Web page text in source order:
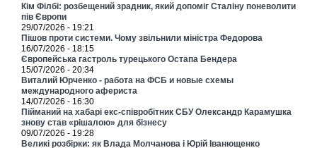
Кім Філбі: розбещений зрадник, який допоміг Сталіну поневолити
пів Європи
29/07/2026 - 19:21
Пішов проти системи. Чому звільнили міністра Федорова
16/07/2026 - 18:15
Європейська гастроль турецького Остапа Бендера
15/07/2026 - 20:34
Виталий Юрченко - работа на ФСБ и новые схемы
международного афериста
14/07/2026 - 16:30
Пійманий на хабарі екс-співробітник СБУ Олександр Карамушка
знову став «рішалою» для бізнесу
09/07/2026 - 19:28
Великі розбірки: як Влада Молчанова і Юрій Іванющенко